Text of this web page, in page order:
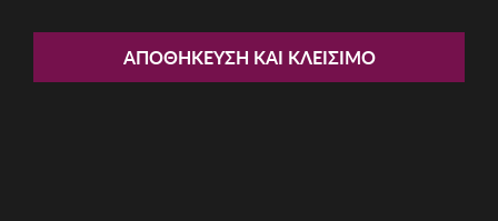
Βάζο Zsa Zsa Zsu
ΚΩΔ: 229ZSU1901ΑΠΟΘΉΚΕΥΣΗ ΚΑΙ ΚΛΕΊΣΙΜΟ